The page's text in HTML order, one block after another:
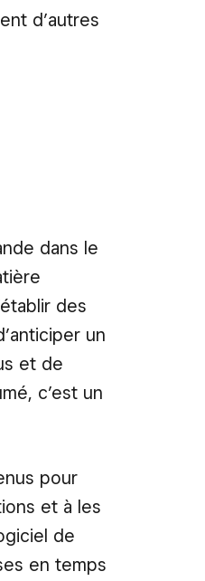
d’autres
dans le
des
un
et de
c’est un
pour
et à les
de
en temps